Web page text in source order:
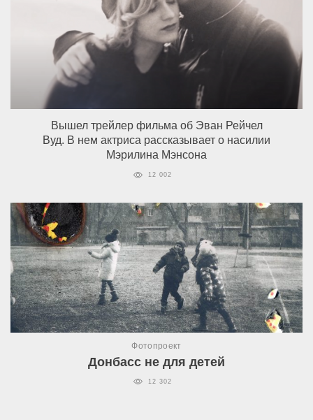
Вышел трейлер фильма об Эван Рейчел
Вуд. В нем актриса рассказывает о насилии
Мэрилина Мэнсона
12 002
Фотопроект
Донбасс не для детей
12 302